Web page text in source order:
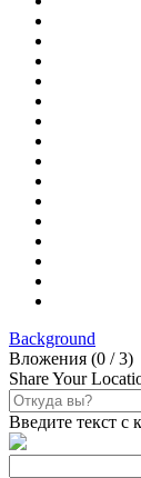
Background
Вложения (0 / 3)
Share Your
Введите текст с